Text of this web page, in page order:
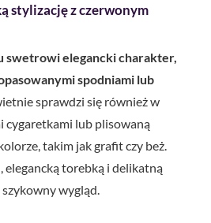
stylizację z czerwonym
swetrowi elegancki charakter,
spodniami lub
sprawdzi się również w
cygaretkami lub plisowaną
takim jak grafit czy beż.
elegancką torebką i delikatną
wygląd.